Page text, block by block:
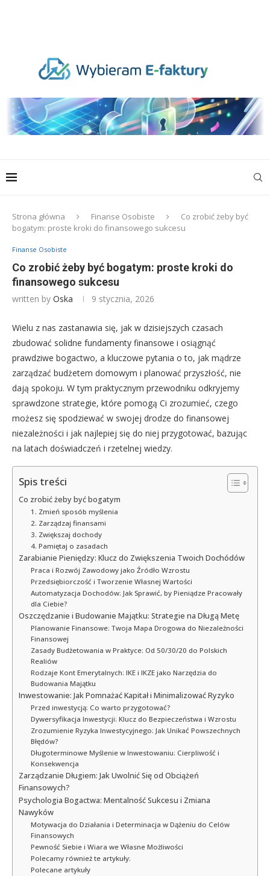
Strona główna Finanse Osobiste
Co zrobić żeby być
bogatym: proste kroki do finansowego sukcesu
Finanse Osobiste
Co zrobić żeby być bogatym: proste kroki do
finansowego sukcesu
written by Oska 9 stycznia, 2026
Wielu z nas zastanawia się, jak w dzisiejszych czasach
zbudować solidne fundamenty finansowe i osiągnąć
prawdziwe bogactwo, a kluczowe pytania o to, jak mądrze
zarządzać budżetem domowym i planować przyszłość, nie
dają spokoju. W tym praktycznym przewodniku odkryjemy
sprawdzone strategie, które pomogą Ci zrozumieć, czego
możesz się spodziewać w swojej drodze do finansowej
niezależności i jak najlepiej się do niej przygotować, bazując
na latach doświadczeń i rzetelnej wiedzy.
Spis treści
Co zrobić żeby być bogatym
1. Zmień sposób myślenia
2. Zarządzaj finansami
3. Zwiększaj dochody
4. Pamiętaj o zasadach
Zarabianie Pieniędzy: Klucz do Zwiększenia Twoich Dochódów
Praca i Rozwój Zawodowy jako Źródło Wzrostu
Przedsiębiorczość i Tworzenie Własnej Wartości
Automatyzacja Dochodów: Jak Sprawić, by Pieniądze Pracowały
dla Ciebie?
Oszczędzanie i Budowanie Majątku: Strategie na Długą Metę
Planowanie Finansowe: Twoja Mapa Drogowa do Niezależności
Finansowej
Zasady Budżetowania w Praktyce: Od 50/30/20 do Polskich
Realiów
Rodzaje Kont Emerytalnych: IKE i IKZE jako Narzędzia do
Budowania Majątku
Inwestowanie: Jak Pomnażać Kapitał i Minimalizować Ryzyko
Przed inwestycją: Co warto przygotować?
Dywersyfikacja Inwestycji: Klucz do Bezpieczeństwa i Wzrostu
Zrozumienie Ryzyka Inwestycyjnego: Jak Unikać Powszechnych
Błędów?
Długoterminowe Myślenie w Inwestowaniu: Cierpliwość i
Konsekwencja
Zarządzanie Długiem: Jak Uwolnić Się od Obciążeń
Finansowych?
Psychologia Bogactwa: Mentalność Sukcesu i Zmiana
Nawyków
Motywacja do Działania i Determinacja w Dążeniu do Celów
Finansowych
Pewność Siebie i Wiara we Własne Możliwości
Polecamy również te artykuły:
Polecane artykuły